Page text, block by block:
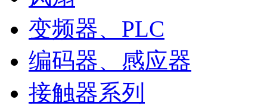
变频器、PLC
编码器、感应器
接触器系列